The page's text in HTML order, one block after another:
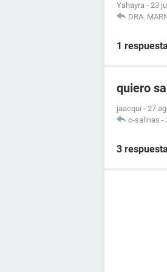
Yahayra - 23
DRA.
1 respuesta
quiero
jaacqui - 27
c-salinas -
3